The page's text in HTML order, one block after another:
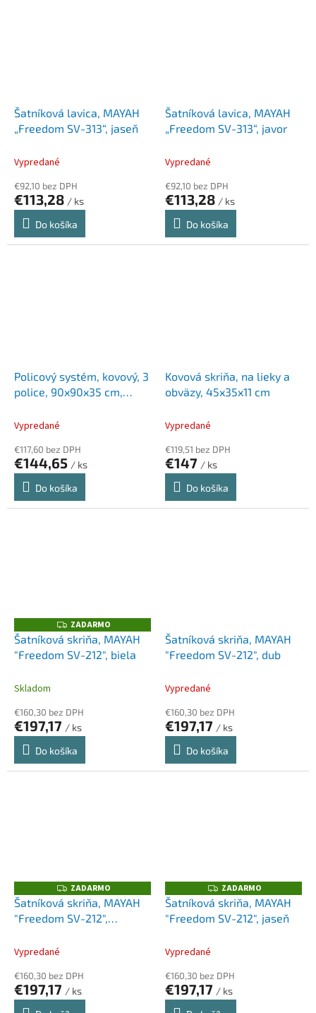
Šatníková lavica, MAYAH
„Freedom SV-313“, jaseň
Vypredané
€92,10 bez DPH
€113,28 / ks
Do košíka
Šatníková lavica, MAYAH
„Freedom SV-313“, javor
Vypredané
€92,10 bez DPH
€113,28 / ks
Do košíka
Policový systém, kovový, 3
police, 90x90x35 cm,
Vypredané
€117,60 bez DPH
€144,65 / ks
Do košíka
Kovová skriňa, na lieky a
obväzy, 45x35x11 cm
Vypredané
€119,51 bez DPH
€147 / ks
Do košíka
Z
A
D
A
ZADARMO
Šatníková skriňa, MAYAH
"Freedom SV-212", biela
Skladom
€160,30 bez DPH
€197,17 / ks
Do košíka
Šatníková skriňa, MAYAH
"Freedom SV-212", dub
Vypredané
€160,30 bez DPH
€197,17 / ks
Do košíka
Z
A
D
A
ZADARMO
Šatníková skriňa, MAYAH
"Freedom SV-212",
Vypredané
€160,30 bez DPH
€197,17 / ks
Z
A
D
A
ZADARMO
Šatníková skriňa, MAYAH
"Freedom SV-212", jaseň
Vypredané
€160,30 bez DPH
€197,17 / ks